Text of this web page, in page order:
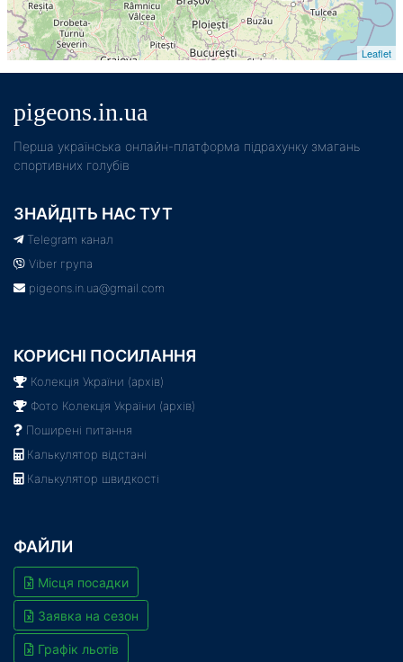
Leaflet
pigeons.in.ua
Пeрша українська онлайн-платформа підрахунку змагань
спортивних голубів
ЗНАЙДІТЬ НАС ТУТ
Telegram канал
Viber група
pigeons.in.ua@gmail.com
КОРИСНІ ПОСИЛАННЯ
Колекція України (архів)
Фото Колекція України (архів)
Поширені питання
Калькулятор відстані
Калькулятор швидкості
ФАЙЛИ
Місця посадки
Заявка на сезон
Графік льотів